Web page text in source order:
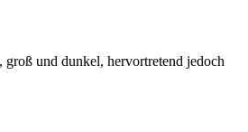
und dunkel, hervortretend jedoch